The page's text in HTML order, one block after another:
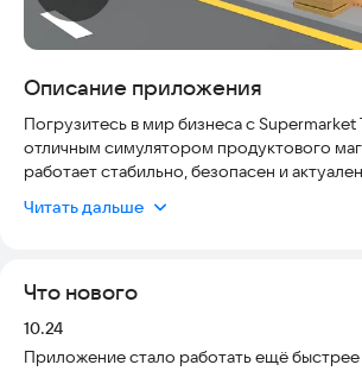
Описание приложения
Погрузитесь в мир бизнеса с
отличным симулятором продуктового
работает стабильно, безопасен и
развивайте свой собственный
помогает вашей розничной империи
В Supermarket Tycoon 3D вы управляете
Читать дальше
Что нового
Версия:
10.24
Приложение стало работать ещё